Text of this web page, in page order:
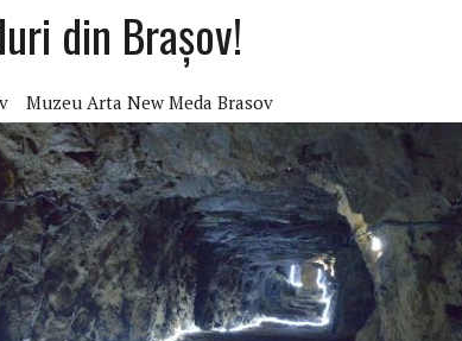
din Brașov!
Muzeu Arta New Meda Brasov